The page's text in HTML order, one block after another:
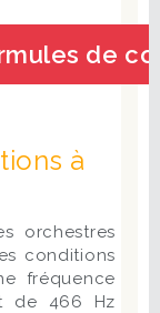
à
orchestres
conditions
fréquence
de 466 Hz